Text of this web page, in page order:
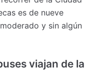
es de nueve
y sin algún
viajan de la